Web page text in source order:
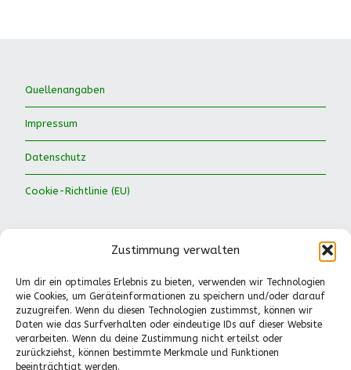
Zustimmung verwalten
Um dir ein optimales Erlebnis zu bieten, verwenden wir Technologien
wie Cookies, um Geräteinformationen zu speichern und/oder darauf
zuzugreifen. Wenn du diesen Technologien zustimmst, können wir
Daten wie das Surfverhalten oder eindeutige IDs auf dieser Website
verarbeiten. Wenn du deine Zustimmung nicht erteilst oder
zurückziehst, können bestimmte Merkmale und Funktionen
beeinträchtigt werden.
Quellenangaben
Impressum
Datenschutz
Cookie-Richtlinie (EU)
Waldkinder Ismaning e.V.
Dorfstraße 66
85737 Ismaning
Tel.: 089-41611244